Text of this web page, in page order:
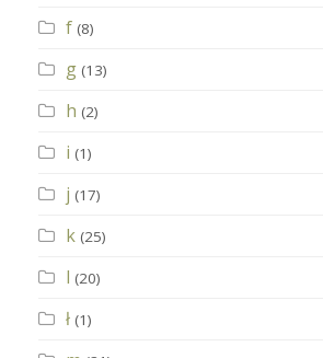
f (8)
g (13)
h (2)
i (1)
j (17)
k (25)
l (20)
ł (1)